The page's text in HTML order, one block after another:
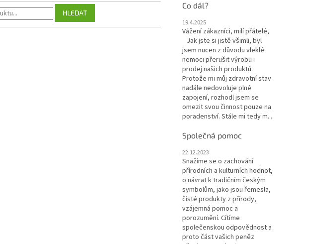
HLEDAT
Co dál?
19.4.2025
Vážení zákazníci, milí přátelé,
Jak jste si jistě všimli, byl
jsem nucen z důvodu vleklé
nemoci přerušit výrobu i
prodej našich produktů.
Protože mi můj zdravotní stav
nadále nedovoluje plné
zapojení, rozhodl jsem se
omezit svou činnost pouze na
poradenství. Stále mi tedy m...
Společná pomoc
22.12.2023
Snažíme se o zachování
přírodních a kulturních hodnot,
o návrat k tradičním českým
symbolům, jako jsou řemesla,
čisté produkty z přírody,
vzájemná pomoc a
porozumění. Cítíme
společenskou odpovědnost a
proto část vašich peněz